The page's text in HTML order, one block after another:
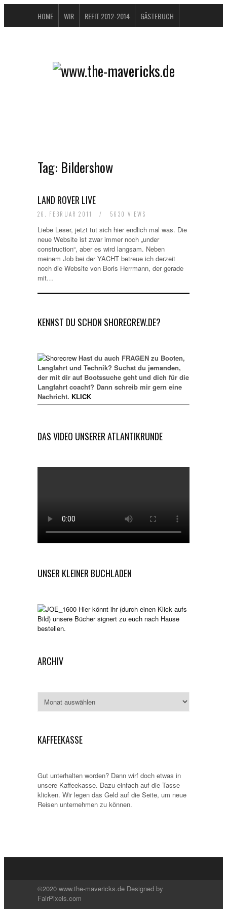
HOME WIR REFIT 2012-2014 GÄSTEBUCH
DATENSCHUTZERKLÄRUNG
Tag: Bildershow
LAND ROVER LIVE
26. FEBRUAR 2011 / 5630 VIEWS
Liebe Leser, jetzt tut sich hier endlich mal was. Die
neue Website ist zwar immer noch „under
construction“, aber es wird langsam. Neben
meinem Job bei der YACHT betreue ich derzeit
noch die Website von Boris Herrmann, der gerade
mit…
KENNST DU SCHON SHORECREW.DE?
Hast du auch FRAGEN zu Booten,
Langfahrt und Technik? Suchst du jemanden,
der mit dir auf Bootssuche geht und dich für die
Langfahrt coacht? Dann schreib mir gern eine
Nachricht. KLICK
DAS VIDEO UNSERER ATLANTIKRUNDE
UNSER KLEINER BUCHLADEN
Hier könnt ihr (durch einen Klick aufs
Bild) unsere Bücher signert zu euch nach Hause
bestellen.
ARCHIV
KAFFEEKASSE
Gut unterhalten worden? Dann wirf doch etwas in
unsere Kaffeekasse. Dazu einfach auf die Tasse
klicken. Wir legen das Geld auf die Seite, um neue
Reisen unternehmen zu können.
©2020 www.the-mavericks.de Designed by
FairPixels.com